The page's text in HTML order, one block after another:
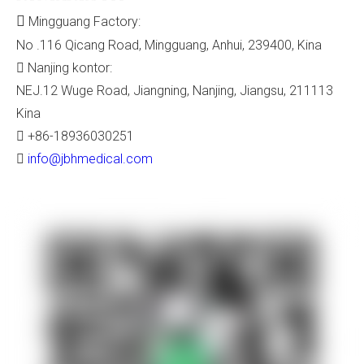
 Mingguang Factory:
No .116 Qicang Road, Mingguang, Anhui, 239400, Kina
 Nanjing kontor:
NEJ.12 Wuge Road, Jiangning, Nanjing, Jiangsu, 211113
Kina
 +86-18936030251
 info@jbhmedical.com